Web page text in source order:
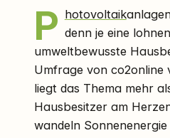
P hotovoltaik
denn je eine
umweltbewusste
Umfrage von co2online
liegt das Thema mehr
Hausbesitzer am
wandeln